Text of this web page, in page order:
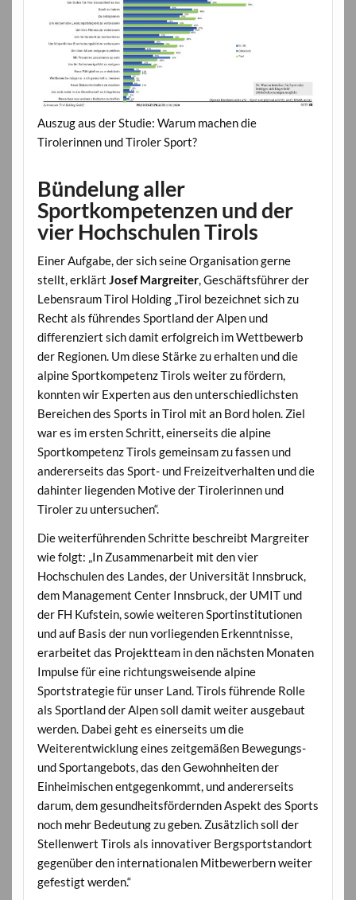
Auszug aus der Studie: Warum machen die
Tirolerinnen und Tiroler Sport?
Bündelung aller
Sportkompetenzen und der
vier Hochschulen Tirols
Einer Aufgabe, der sich seine Organisation gerne
stellt, erklärt Josef Margreiter, Geschäftsführer der
Lebensraum Tirol Holding „Tirol bezeichnet sich zu
Recht als führendes Sportland der Alpen und
differenziert sich damit erfolgreich im Wettbewerb
der Regionen. Um diese Stärke zu erhalten und die
alpine Sportkompetenz Tirols weiter zu fördern,
konnten wir Experten aus den unterschiedlichsten
Bereichen des Sports in Tirol mit an Bord holen. Ziel
war es im ersten Schritt, einerseits die alpine
Sportkompetenz Tirols gemeinsam zu fassen und
andererseits das Sport- und Freizeitverhalten und die
dahinter liegenden Motive der Tirolerinnen und
Tiroler zu untersuchen“.
Die weiterführenden Schritte beschreibt Margreiter
wie folgt: „In Zusammenarbeit mit den vier
Hochschulen des Landes, der Universität Innsbruck,
dem Management Center Innsbruck, der UMIT und
der FH Kufstein, sowie weiteren Sportinstitutionen
und auf Basis der nun vorliegenden Erkenntnisse,
erarbeitet das Projektteam in den nächsten Monaten
Impulse für eine richtungsweisende alpine
Sportstrategie für unser Land. Tirols führende Rolle
als Sportland der Alpen soll damit weiter ausgebaut
werden. Dabei geht es einerseits um die
Weiterentwicklung eines zeitgemäßen Bewegungs-
und Sportangebots, das den Gewohnheiten der
Einheimischen entgegenkommt, und andererseits
darum, dem gesundheitsfördernden Aspekt des Sports
noch mehr Bedeutung zu geben. Zusätzlich soll der
Stellenwert Tirols als innovativer Bergsportstandort
gegenüber den internationalen Mitbewerbern weiter
gefestigt werden.“